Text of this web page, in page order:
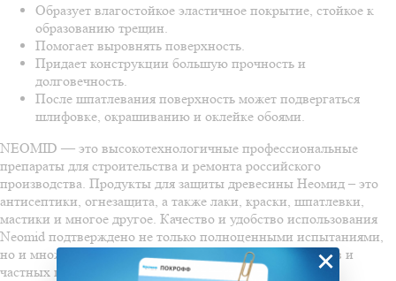
Образует влагостойкое эластичное покрытие, стойкое к
образованию трещин.
Помогает выровнять поверхность.
Придает конструкции большую прочность и
долговечность.
После шпатлевания поверхность может подвергаться
шлифовке, окрашиванию и оклейке обоями.
NEOMID — это высокотехнологичные профессиональные
препараты для строительства и ремонта российского
производства. Продукты для защиты древесины Неомид – это
антисептики, огнезащита, а также лаки, краски, шпатлевки,
мастики и многое другое. Качество и удобство использования
Neomid подтверждено не только полноценными испытаниями,
но и множеством отличных отзывов от профессионалов и
частных пользователей.
×